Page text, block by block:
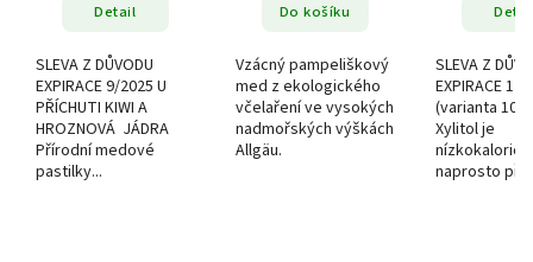
Detail
SLEVA Z DŮVODU
EXPIRACE 9/2025 U
PŘÍCHUTI KIWI A
HROZNOVÁ JÁDRA
Přírodní medové
pastilky...
Do košíku
Vzácný pampeliškový
med z ekologického
včelaření ve vysokých
nadmořských výškách
Allgäu.
SLEVA Z
EXPIRACE
(varianta
Xylitol je
naprosto